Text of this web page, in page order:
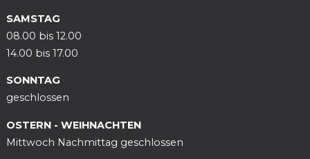
SAMSTAG
08.00 bis 12.00
14.00 bis 17.00
SONNTAG
geschlossen
OSTERN - WEIHNACHTEN
Mittwoch Nachmittag geschlossen